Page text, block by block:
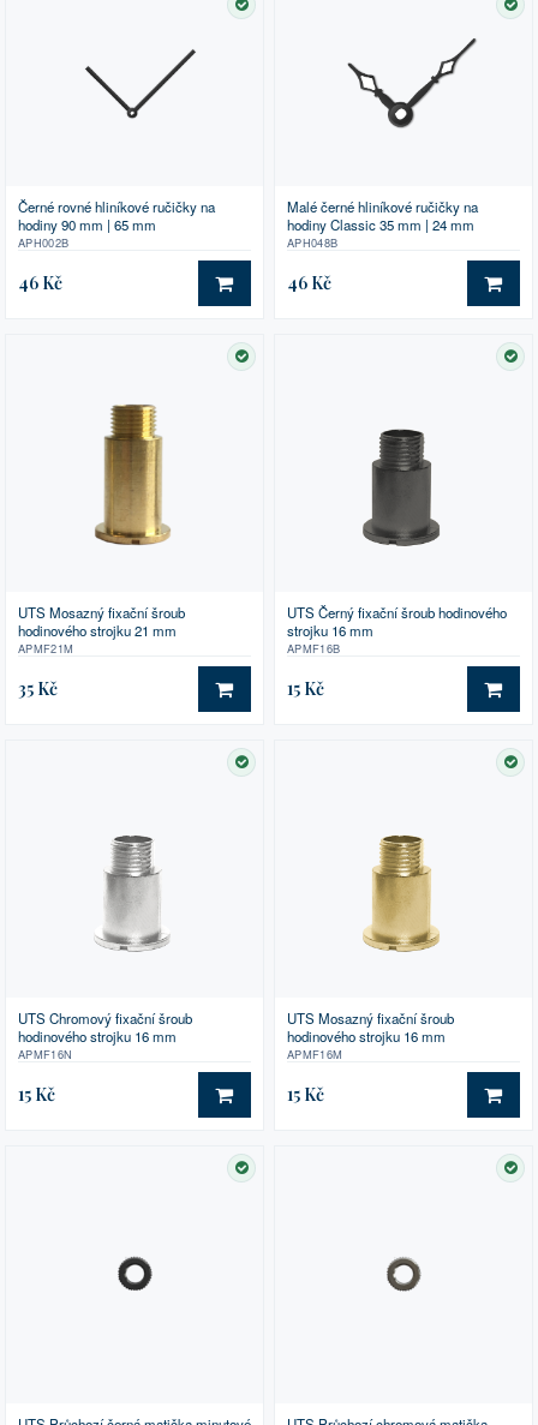
SKLADEM
Černé rovné hliníkové ručičky na
hodiny 90 mm | 65 mm
APH002B
46 Kč DO KOŠÍKU
Malé černé hliníkové ručičky na
hodiny Classic 35 mm | 24 mm
APH048B
46 Kč DO
SKLADEM
UTS Mosazný fixační šroub
hodinového strojku 21 mm
APMF21M
35 Kč DO KOŠÍKU
UTS Černý fixační šroub hodinového
strojku 16 mm
APMF16B
15 Kč DO
SKLADEM
UTS Chromový fixační šroub
hodinového strojku 16 mm
APMF16N
15 Kč DO KOŠÍKU
UTS Mosazný fixační šroub
hodinového strojku 16 mm
APMF16M
15 Kč DO
SKLADEM